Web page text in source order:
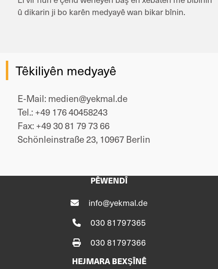
û dikarin ji bo karên medyayê wan bikar bînin.
Têkiliyên medyayê
E-Mail: medien@yekmal.de
Tel.: +49 176 40458243
Fax: +49 30 81 79 73 66
Schönleinstraße 23, 10967 Berlin
PÊWENDÎ
info@yekmal.de
030 81797365
030 81797366
HEJMARA BEXŞÎNÊ